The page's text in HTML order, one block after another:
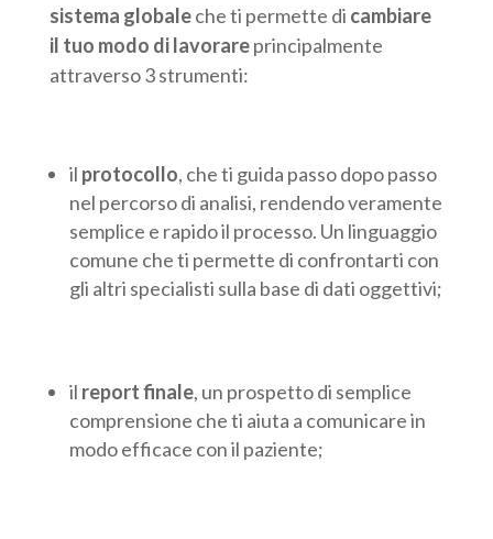
sistema globaleche ti permette di cambiare
il tuo modo di lavorareprincipalmente
attraverso 3 strumenti:
il protocollo, che ti guida passo dopo passo
nel percorso di analisi, rendendo veramente
semplice e rapido il processo. Un linguaggio
comune che ti permette di confrontarti con
gli altri specialisti sulla base di dati oggettivi;
il report finale, un prospetto di semplice
comprensione che ti aiuta a comunicare in
modo efficace con il paziente;